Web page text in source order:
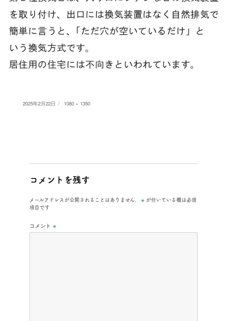
Posted
2025年2月22日
Full
1080 × 1350
コメントを残す
メールアドレスが公開されることはありません。 ※ が付いている欄は必須
項目です
コメント ※